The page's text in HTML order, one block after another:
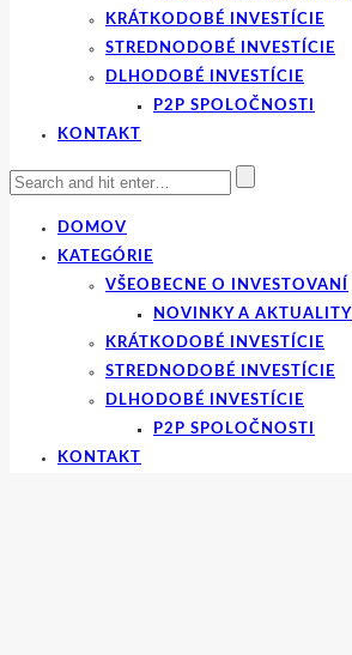
KRÁTKODOBÉ INVESTÍCIE
STREDNODOBÉ INVESTÍCIE
DLHODOBÉ INVESTÍCIE
P2P SPOLOČNOSTI
KONTAKT
DOMOV
KATEGÓRIE
VŠEOBECNE O INVESTOVANÍ
NOVINKY A AKTUALITY
KRÁTKODOBÉ INVESTÍCIE
STREDNODOBÉ INVESTÍCIE
DLHODOBÉ INVESTÍCIE
P2P SPOLOČNOSTI
KONTAKT